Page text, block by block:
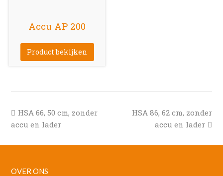
Accu AP 200
Product bekijken
previous
post:
HSA 66, 50 cm, zonder
accu en lader
next
HSA 86, 62 cm, zonder
accu en lader
OVER ONS